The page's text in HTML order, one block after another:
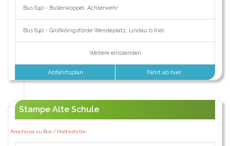
Bus 640 - Bullenkoppel, Achterwehr
Bus 640 - Großkönigsförde Wendeplatz, Lindau b Kiel
Weitere einblenden
Abfahrtsplan Fahrt ab hier
Stampe Alte Schule
Anschluss zu Bus / Haltestelle: